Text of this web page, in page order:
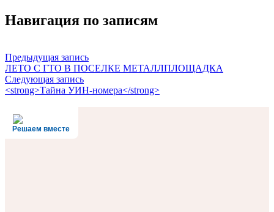
Навигация по записям
Предыдущая запись
ЛЕТО С ГТО В ПОСЕЛКЕ МЕТАЛЛПЛОЩАДКА
Следующая запись
<strong>Тайна УИН-номера</strong>
Решаем вместе